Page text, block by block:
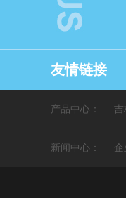
友情链接
产品中心： 吉
吉林程控降温
新闻中心： 企